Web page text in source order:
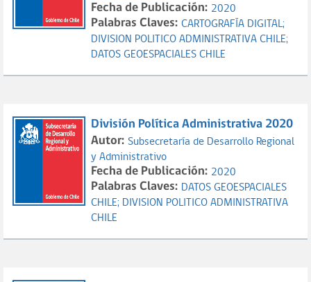
Fecha de Publicación: 2020
Palabras Claves: CARTOGRAFÍA DIGITAL;
DIVISION POLITICO ADMINISTRATIVA CHILE;
DATOS GEOESPACIALES CHILE
División Política Administrativa 2020
Autor: Subsecretaría de Desarrollo Regional
y Administrativo
Fecha de Publicación: 2020
Palabras Claves: DATOS GEOESPACIALES
CHILE; DIVISION POLITICO ADMINISTRATIVA
CHILE